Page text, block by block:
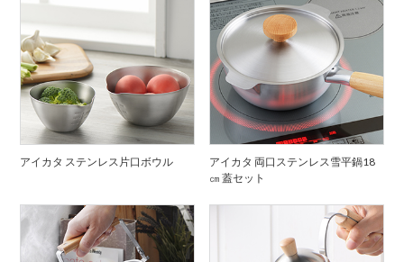
アイカタ ステンレス片口ボウル
アイカタ 両口ステンレス雪平鍋18
㎝ 蓋セット